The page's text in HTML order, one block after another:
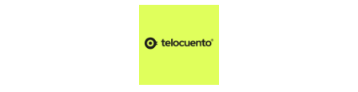
Artículos 📑
Plus 💎